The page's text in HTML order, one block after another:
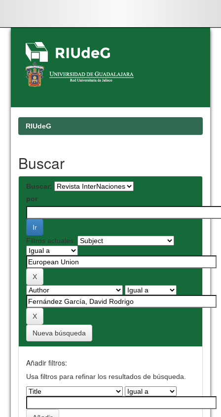
Skip
navigation
RIUdeG
Buscar
Buscar:
por
Filtros actuales:
Nueva búsqueda
Añadir filtros:
Usa filtros para refinar los resultados de búsqueda.